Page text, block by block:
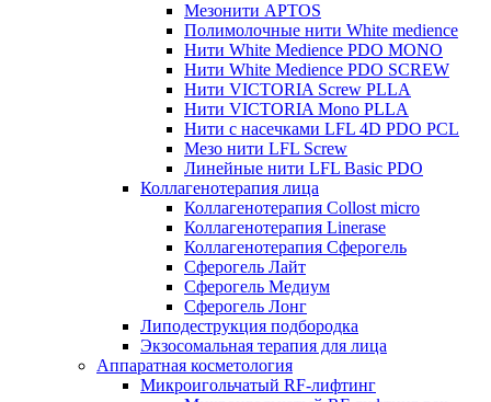
Мезонити APTOS
Полимолочные нити White medience
Нити White Medience PDO MONO
Нити White Medience PDO SCREW
Нити VICTORIA Screw PLLA
Нити VICTORIA Mono PLLA
Нити с насечками LFL 4D PDO PCL
Мезо нити LFL Screw
Линейные нити LFL Basic PDO
Коллагенотерапия лица
Коллагенотерапия Collost micro
Коллагенотерапия Linerase
Коллагенотерапия Сферогель
Сферогель Лайт
Сферогель Медиум
Сферогель Лонг
Липодеструкция подбородка
Экзосомальная терапия для лица
Аппаратная косметология
Микроигольчатый RF-лифтинг